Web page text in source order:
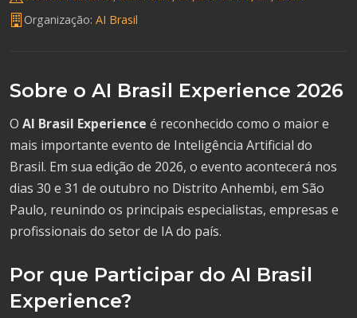
Organização: AI Brasil
Sobre o AI Brasil Experience 2026
O AI Brasil Experience é reconhecido como o maior e
mais importante evento de Inteligência Artificial do
Brasil. Em sua edição de 2026, o evento acontecerá nos
dias 30 e 31 de outubro no Distrito Anhembi, em São
Paulo, reunindo os principais especialistas, empresas e
profissionais do setor de IA do país.
Por que Participar do AI Brasil
Experience?